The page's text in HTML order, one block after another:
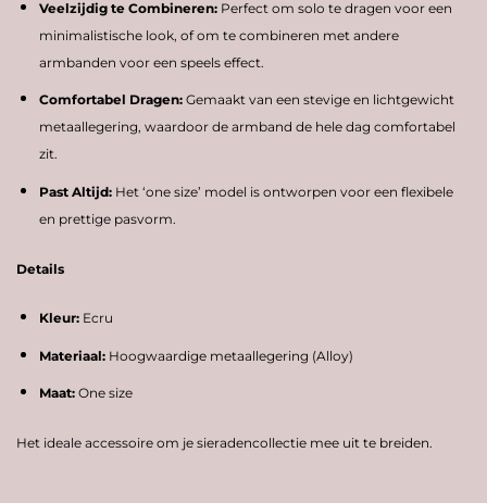
Veelzijdig te Combineren:Perfect om solo te dragen voor een
minimalistische look, of om te combineren met andere
armbanden voor een speels effect.
Comfortabel Dragen:Gemaakt van een stevige en lichtgewicht
metaallegering, waardoor de armband de hele dag comfortabel
zit.
Past Altijd:Het ‘one size’ model is ontworpen voor een flexibele
en prettige pasvorm.
Details
Kleur:Ecru
Materiaal:Hoogwaardige metaallegering (Alloy)
Maat:One size
Het ideale accessoire om je sieradencollectie mee uit te breiden.